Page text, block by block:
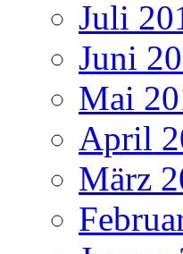
Juli
Juni
Mai
April
März